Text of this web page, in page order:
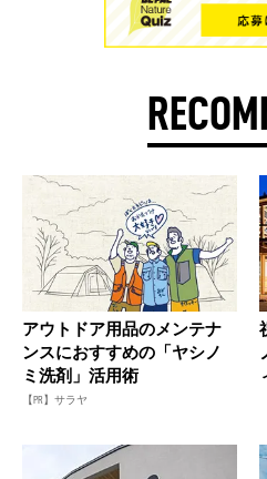
アウトドア用品のメンテナ
ンスにおすすめの「ヤシノ
ミ洗剤」活用術
【PR】サラヤ